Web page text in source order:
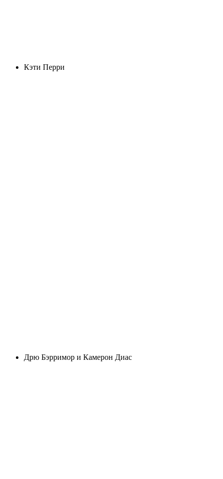
Кэти Перри
Дрю Бэрримор и Камерон Диас